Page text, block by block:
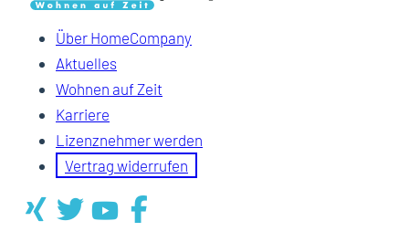
Über HomeCompany
Aktuelles
Wohnen auf Zeit
Karriere
Lizenznehmer werden
Vertrag widerrufen